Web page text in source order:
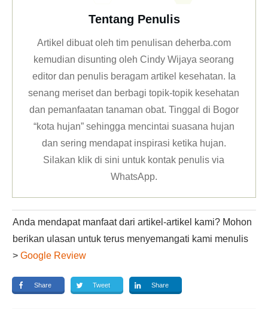
Tentang Penulis
Artikel dibuat oleh tim penulisan deherba.com
kemudian disunting oleh Cindy Wijaya seorang
editor dan penulis beragam artikel kesehatan. Ia
senang meriset dan berbagi topik-topik kesehatan
dan pemanfaatan tanaman obat. Tinggal di Bogor
“kota hujan” sehingga mencintai suasana hujan
dan sering mendapat inspirasi ketika hujan.
Silakan klikdi sini untuk kontak penulis via
WhatsApp.
Anda mendapat manfaat dari artikel-artikel kami? Mohon
berikan ulasan untuk terus menyemangati kami menulis
> Google Review
Share Tweet Share